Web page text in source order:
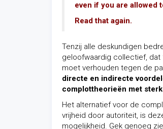
even if you are allowed
Read that again.
Tenzij alle deskundigen
geloofwaardig collectief,
moet verhouden tegen de
directe en indirecte
complottheorieën met
Het alternatief voor de
vrijheid door autoriteit, is
mogelijkheid. Gek genoeg